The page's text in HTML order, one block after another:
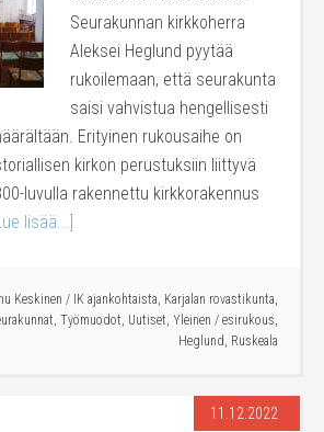
Seurakunnan kirkkoherra
Aleksei Heglund pyytää
rukoilemaan, että seurakunta
saisi vahvistua hengellisesti
Erityinen rukousaihe on
kirkon perustuksiin liittyvä
luvulla rakennettu kirkkorakennus
lisää...]
Keskinen / IK ajankohtaista, Karjalan rovastikunta,
, Työmuodot, Uutiset, Yleinen / esirukous,
Heglund, Ruskeala
11.12.2022